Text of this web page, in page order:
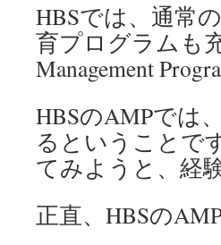
HBSでは、通常
育プログラムも
Management
HBSのAMPでは
るということで
てみようと、経
正直、HBSの